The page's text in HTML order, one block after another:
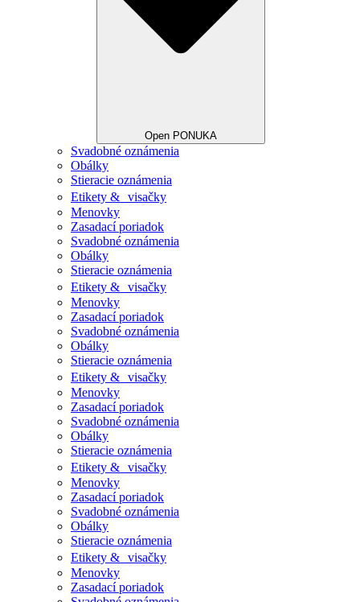
Open PONUKA
Svadobné oznámenia
Obálky
Stieracie oznámenia
Etikety & visačky
Menovky
Zasadací poriadok
Svadobné oznámenia
Obálky
Stieracie oznámenia
Etikety & visačky
Menovky
Zasadací poriadok
Svadobné oznámenia
Obálky
Stieracie oznámenia
Etikety & visačky
Menovky
Zasadací poriadok
Svadobné oznámenia
Obálky
Stieracie oznámenia
Etikety & visačky
Menovky
Zasadací poriadok
Svadobné oznámenia
Obálky
Stieracie oznámenia
Etikety & visačky
Menovky
Zasadací poriadok